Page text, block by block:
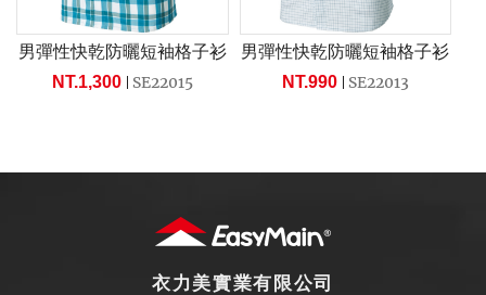
男彈性快乾防曬短袖格子衫
NT.1,300 SE22015
男彈性快乾防曬短袖格子衫
NT.990 SE22013
衣力美實業有限公司